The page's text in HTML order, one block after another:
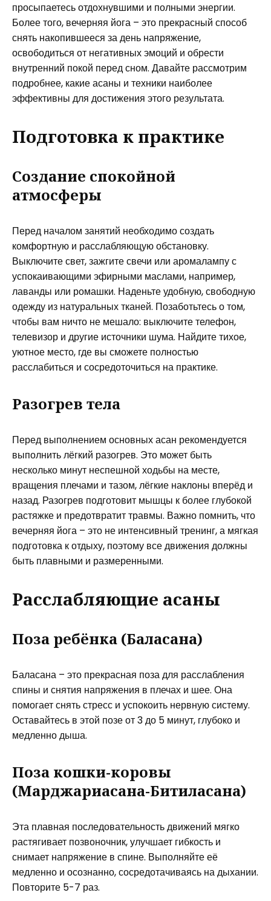
просыпаетесь отдохнувшими и полными энергии.
Более того, вечерняя йога – это прекрасный способ
снять накопившееся за день напряжение,
освободиться от негативных эмоций и обрести
внутренний покой перед сном. Давайте рассмотрим
подробнее, какие асаны и техники наиболее
эффективны для достижения этого результата.
Подготовка к практике
Создание спокойной
атмосферы
Перед началом занятий необходимо создать
комфортную и расслабляющую обстановку.
Выключите свет, зажгите свечи или аромалампу с
успокаивающими эфирными маслами, например,
лаванды или ромашки. Наденьте удобную, свободную
одежду из натуральных тканей. Позаботьтесь о том,
чтобы вам ничто не мешало: выключите телефон,
телевизор и другие источники шума. Найдите тихое,
уютное место, где вы сможете полностью
расслабиться и сосредоточиться на практике.
Разогрев тела
Перед выполнением основных асан рекомендуется
выполнить лёгкий разогрев. Это может быть
несколько минут неспешной ходьбы на месте,
вращения плечами и тазом, лёгкие наклоны вперёд и
назад. Разогрев подготовит мышцы к более глубокой
растяжке и предотвратит травмы. Важно помнить, что
вечерняя йога – это не интенсивный тренинг, а мягкая
подготовка к отдыху, поэтому все движения должны
быть плавными и размеренными.
Расслабляющие асаны
Поза ребёнка (Баласана)
Баласана – это прекрасная поза для расслабления
спины и снятия напряжения в плечах и шее. Она
помогает снять стресс и успокоить нервную систему.
Оставайтесь в этой позе от 3 до 5 минут, глубоко и
медленно дыша.
Поза кошки-коровы
(Марджариасана-Битиласана)
Эта плавная последовательность движений мягко
растягивает позвоночник, улучшает гибкость и
снимает напряжение в спине. Выполняйте её
медленно и осознанно, сосредотачиваясь на дыхании.
Повторите 5-7 раз.